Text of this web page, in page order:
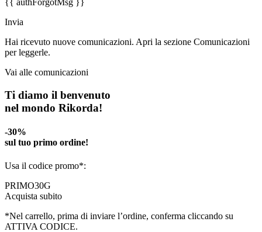
{{ authForgotMsg }}
Invia
Hai ricevuto nuove comunicazioni. Apri la sezione Comunicazioni
per leggerle.
Vai alle comunicazioni
Ti diamo il benvenuto
nel mondo Rikorda!
-30%
sul tuo primo ordine!
Usa il codice promo*:
PRIMO30G
Acquista subito
*Nel carrello, prima di inviare l’ordine, conferma cliccando su
ATTIVA CODICE.